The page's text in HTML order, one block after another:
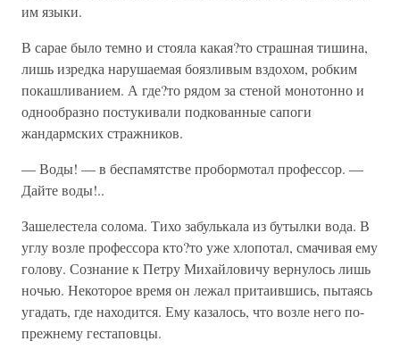
им языки.
В сарае было темно и стояла какая?то страшная тишина,
лишь изредка нарушаемая боязливым вздохом, робким
покашливанием. А где?то рядом за стеной монотонно и
однообразно постукивали подкованные сапоги
жандармских стражников.
— Воды! — в беспамятстве пробормотал профессор. —
Дайте воды!..
Зашелестела солома. Тихо забулькала из бутылки вода. В
углу возле профессора кто?то уже хлопотал, смачивая ему
голову. Сознание к Петру Михайловичу вернулось лишь
ночью. Некоторое время он лежал притаившись, пытаясь
угадать, где находится. Ему казалось, что возле него по-
прежнему гестаповцы.